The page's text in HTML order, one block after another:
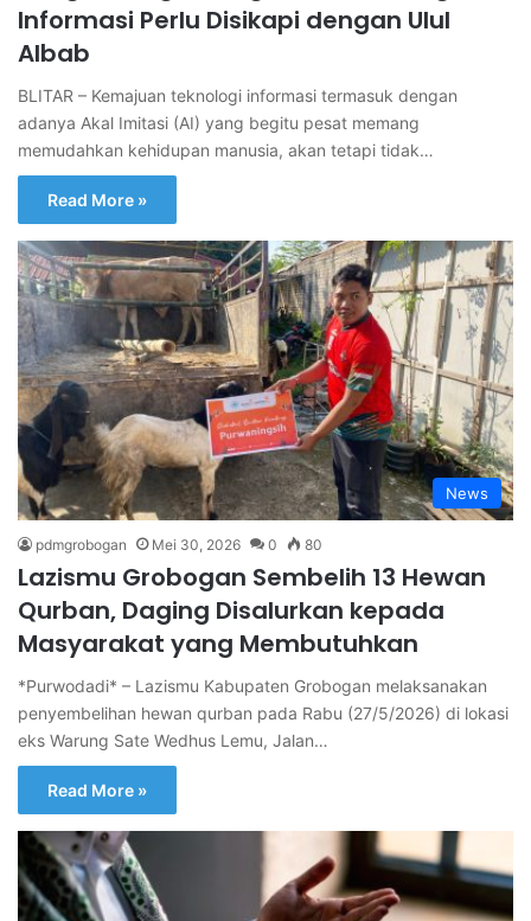
Informasi Perlu Disikapi dengan Ulul
Albab
BLITAR – Kemajuan teknologi informasi termasuk dengan
adanya Akal Imitasi (AI) yang begitu pesat memang
memudahkan kehidupan manusia, akan tetapi tidak…
Read More »
News
pdmgrobogan Mei 30, 2026 0 80
Lazismu Grobogan Sembelih 13 Hewan
Qurban, Daging Disalurkan kepada
Masyarakat yang Membutuhkan
*Purwodadi* – Lazismu Kabupaten Grobogan melaksanakan
penyembelihan hewan qurban pada Rabu (27/5/2026) di lokasi
eks Warung Sate Wedhus Lemu, Jalan…
Read More »